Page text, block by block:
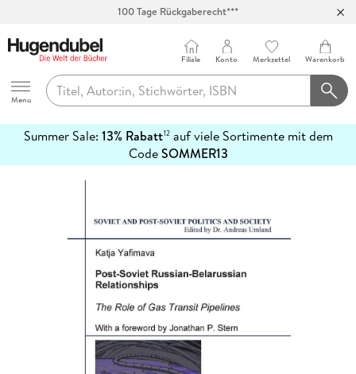
100 Tage Rückgaberecht***
Hugendubel
Menu
Filiale Konto Merkzettel Warenkorb
Summer Sale: 13% Rabatt12auf viele Sortimente mit dem
CodeSOMMER13
erfahren